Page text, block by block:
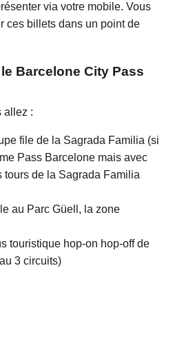
via votre mobile. Vous
ces billets dans un point de
Barcelone City Pass
allez :
file de la Sagrada Familia (si
Pass Barcelone mais avec
tours de la Sagrada Familia
au Parc Güell, la zone
touristique hop-on hop-off de
3 circuits)